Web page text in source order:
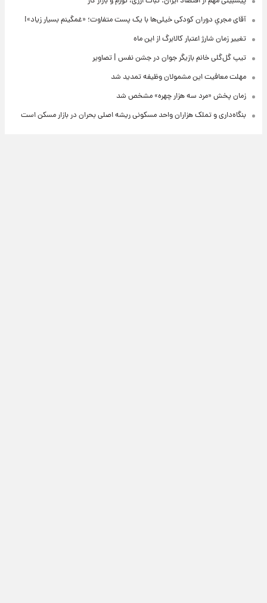
آقای مجریِ دوران کودکی خیلی‌ها با یک پست متفاوت؛ «غمگینم بسیار زیاد»!
تغییر زمان شارژ اعتبار کالابرگ از این ماه
تیپ گل‌گلی خانم بازیگر جوان در جشن نفس | تصاویر
مهلت معافیت این مشمولان وظیفه تمدید شد
زمان پخش «مرد سه هزار چهره» مشخص شد
بنگاه‌داری و تملک هزاران واحد مسکونی ریشه اصلی بحران در بازار مسکن است